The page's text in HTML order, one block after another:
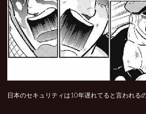
日本のセキュリティは10年遅れてると言われる